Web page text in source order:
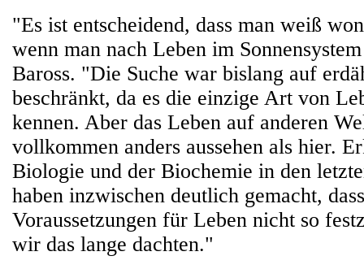
"Es ist entscheidend, dass man weiß
wenn man nach Leben im
Baross. "Die Suche war bislang auf
beschränkt, da es die einzige Art von
kennen. Aber das Leben auf anderen
vollkommen anders aussehen als hier.
Biologie und der Biochemie in den
haben inzwischen deutlich gemacht,
Voraussetzungen für Leben nicht so
wir das lange dachten."